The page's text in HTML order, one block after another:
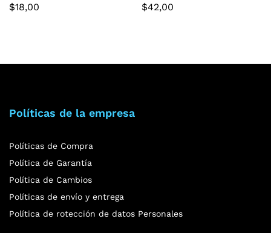
$18,00 $42,00
Políticas de la empresa
Políticas de Compra
Política de Garantía
Política de Cambios
Políticas de envío y entrega
Política de rotección de datos Personales